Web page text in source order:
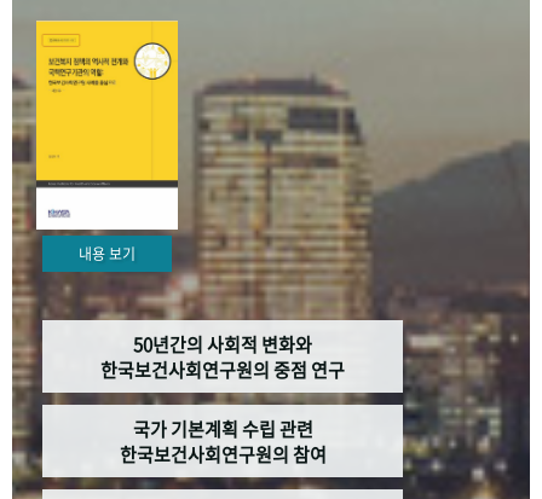
성과 50선 숫자로 보는 50년
세계와 함께 한 KIHASA
VR 역사관
내용 보기
50년간의 사회적 변화와
한국보건사회연구원의 중점 연구
국가 기본계획 수립 관련
한국보건사회연구원의 참여